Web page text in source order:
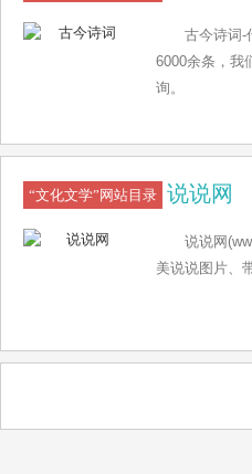
古今诗词-
6000余条，我
询。
“文化文学”网站目录 说说网
说说网
美说说图片、